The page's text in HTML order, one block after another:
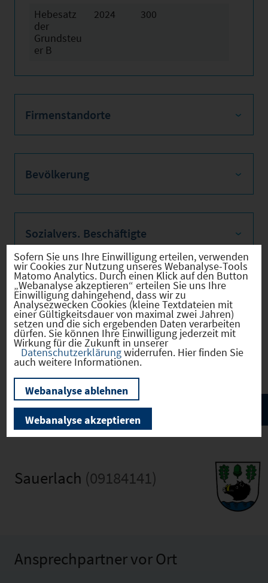
Hebesatz
der
Grundsteu
er B
2024 300
Firmenstandorte
Bevölkerung
Sozialvers. Beschäftigte
Verkehrsinfrastruktur
Kommunale Infrastruktur
Sauerlach (09184141)
Ansprechpartner vor Ort
Sofern Sie uns Ihre Einwilligung erteilen, verwenden
wir Cookies zur Nutzung unseres Webanalyse-Tools
Matomo Analytics. Durch einen Klick auf den Button
„Webanalyse akzeptieren“ erteilen Sie uns Ihre
Einwilligung dahingehend, dass wir zu
Analysezwecken Cookies (kleine Textdateien mit
einer Gültigkeitsdauer von maximal zwei Jahren)
setzen und die sich ergebenden Daten verarbeiten
dürfen. Sie können Ihre Einwilligung jederzeit mit
Wirkung für die Zukunft in unserer
Datenschutzerklärungwiderrufen. Hier finden Sie
auch weitere Informationen.
Webanalyse ablehnen
Webanalyse akzeptieren